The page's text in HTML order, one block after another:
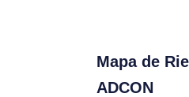
Mapa de
ADCON